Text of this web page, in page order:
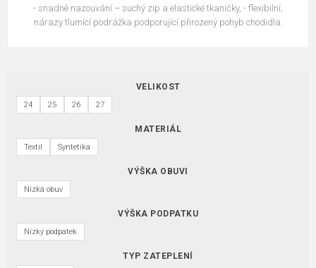
- snadné nazouvání – suchý zip a elastické tkaničky, - flexibilní,
nárazy tlumící podrážka podporující přirozený pohyb chodidla.
VELIKOST
24 25 26 27
MATERIÁL
Textil Syntetika
VÝŠKA OBUVI
Nízká obuv
VÝŠKA PODPATKU
Nízký podpatek
TYP ZATEPLENÍ